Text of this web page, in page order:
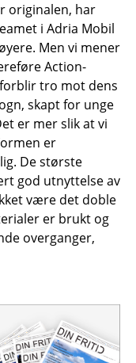
originalen, har
i Adria Mobil
Men vi mener
Action-
tro mot dens
skapt for unge
er mer slik at vi
er
De største
god utnyttelse av
være det doble
er brukt og
overganger,